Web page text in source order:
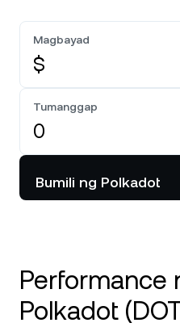
Magbayad
$
Tumanggap
Bumili ng Polkadot
Performance
Polkadot